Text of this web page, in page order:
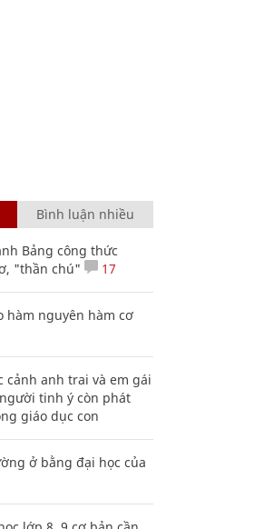
Bình luận nhiều
Bảng công thức
"thần chú"
17
hàm nguyên hàm cơ
cảnh anh trai và em gái
tinh ý còn phát
giáo dục con
ở bằng đại học của